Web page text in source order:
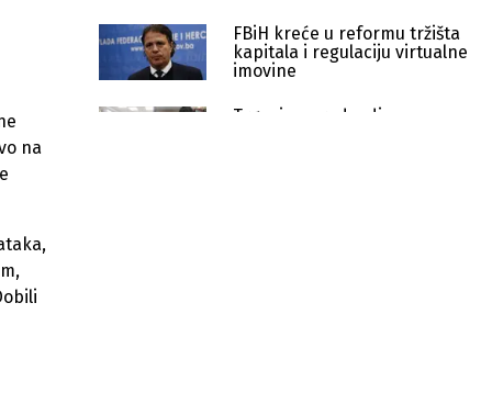
na
FBiH kreće u reformu tržišta
kapitala i regulaciju virtualne
imovine
Trgovina predvodi